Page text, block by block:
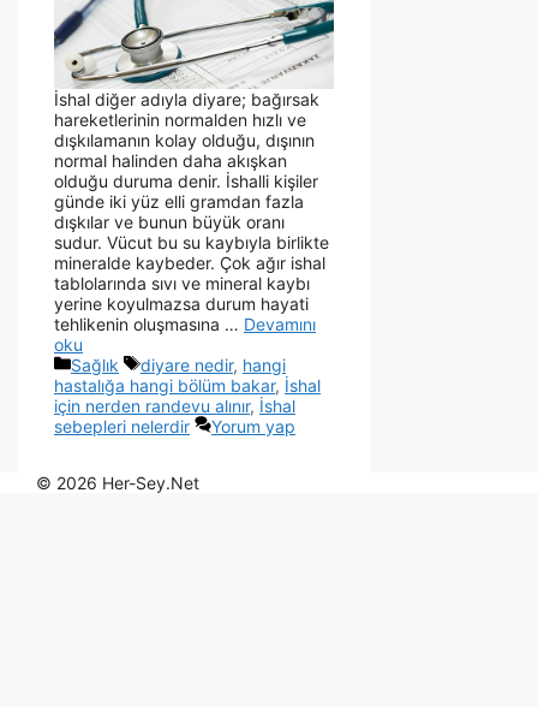
İshal diğer adıyla diyare; bağırsak
hareketlerinin normalden hızlı ve
dışkılamanın kolay olduğu, dışının
normal halinden daha akışkan
olduğu duruma denir. İshalli kişiler
günde iki yüz elli gramdan fazla
dışkılar ve bunun büyük oranı
sudur. Vücut bu su kaybıyla birlikte
mineralde kaybeder. Çok ağır ishal
tablolarında sıvı ve mineral kaybı
yerine koyulmazsa durum hayati
tehlikenin oluşmasına … Devamını
oku
Sağlık
diyare nedir, hangi
hastalığa hangi bölüm bakar, İshal
için nerden randevu alınır, İshal
sebepleri nelerdir
Yorum yap
© 2026 Her-Sey.Net